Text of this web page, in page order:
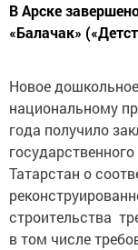
В Арске
«Балачак»
Новое
национальному
года получило
Татарстан о
строительства
в том числе